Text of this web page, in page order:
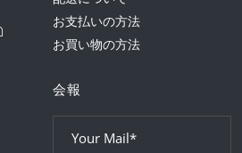
お支払いの方法
お買い物の方法
会報